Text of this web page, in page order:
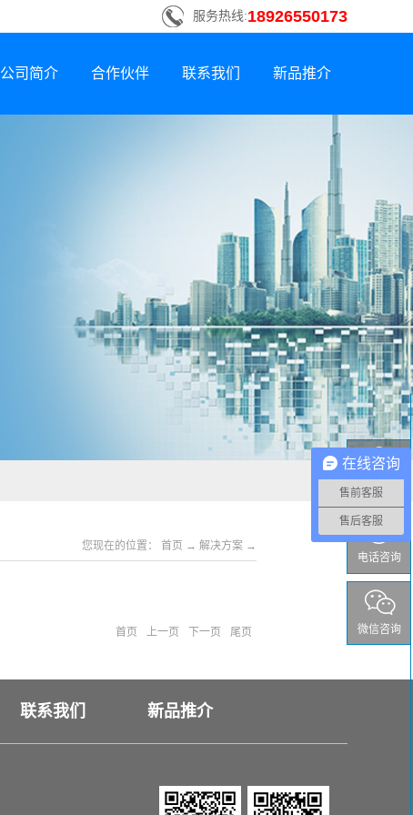
服务热线:18926550173
公司简介 合作伙伴 联系我们 新品推介
新品荣誉上市
您现在的位置： 首页 → 解决方案 →
首页 上一页 下一页 尾页
联系我们 新品推介
QQ咨询
电话咨询
微信咨询
在线咨询
售前客服
售后客服